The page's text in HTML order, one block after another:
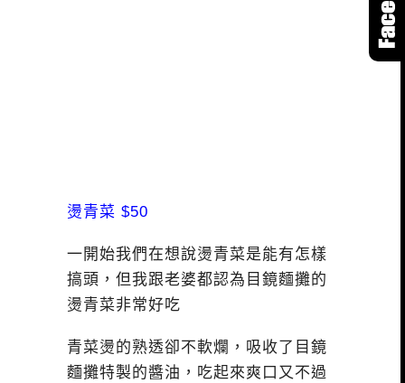
燙青菜 $50
一開始我們在想說燙青菜是能有怎樣
搞頭，但我跟老婆都認為目鏡麵攤的
燙青菜非常好吃
青菜燙的熟透卻不軟爛，吸收了目鏡
麵攤特製的醬油，吃起來爽口又不過